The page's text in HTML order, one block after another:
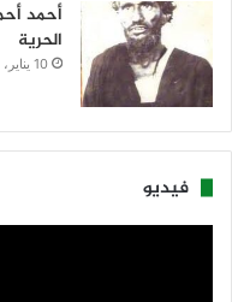
أحمد
الحرية
10 يناير، 2025
فيديو